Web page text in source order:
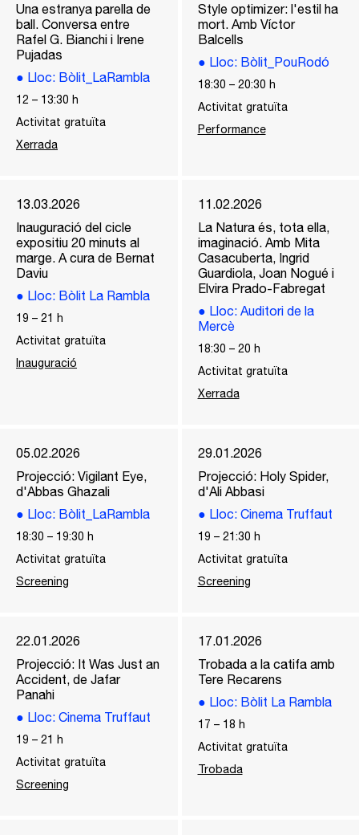
Una estranya parella de
ball. Conversa entre
Rafel G. Bianchi i Irene
Pujadas
● Lloc: Bòlit_LaRambla
12 – 13:30 h
Activitat gratuïta
Xerrada
Style optimizer: l'estil ha
mort. Amb Víctor
Balcells
● Lloc: Bòlit_PouRodó
18:30 – 20:30 h
Activitat gratuïta
Performance
13.03.2026
Inauguració del cicle
expositiu 20 minuts al
marge. A cura de Bernat
Daviu
● Lloc: Bòlit La Rambla
19 – 21
h
Activitat gratuïta
Inauguració
11.02.2026
La Natura és, tota ella,
imaginació. Amb Mita
Casacuberta, Ingrid
Guardiola, Joan Nogué i
Elvira Prado-Fabregat
● Lloc: Auditori de la
Mercè
18:30 – 20 h
Activitat gratuïta
Xerrada
05.02.2026
Projecció: Vigilant Eye,
d'Abbas Ghazali
● Lloc: Bòlit_LaRambla
18:30 – 19:30 h
Activitat gratuïta
Screening
29.01.2026
Projecció: Holy Spider,
d'Ali Abbasi
● Lloc: Cinema Truffaut
19 – 21:30 h
Activitat gratuïta
Screening
22.01.2026
Projecció: It Was Just an
Accident, de Jafar
Panahi
● Lloc: Cinema Truffaut
19 – 21
h
Activitat gratuïta
Screening
17.01.2026
Trobada a la catifa amb
Tere Recarens
● Lloc: Bòlit La Rambla
17 – 18 h
Activitat gratuïta
Trobada